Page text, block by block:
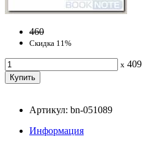
460
Скидка 11%
x 409
Артикул: bn-051089
Информация